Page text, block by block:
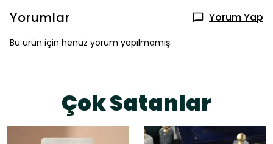
Yorumlar Yorum Yap
Bu ürün için henüz yorum yapılmamış.
Çok Satanlar